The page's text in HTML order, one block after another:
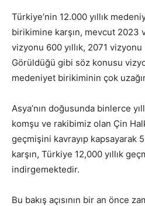
Türkiye’nin 12.000 yıllık
birikimine karşın, mevcut 2023
vizyonu 600 yıllık, 2071 vizyonu
Görüldüğü gibi söz konusu
medeniyet birikiminin çok
Asya’nın doğusunda binlerce
komşu ve rakibimiz olan Çin
geçmişini kavrayıp kapsayarak
karşın, Türkiye 12,000 yıllık
indirgemektedir.
Bu bakış açısının bir an önce